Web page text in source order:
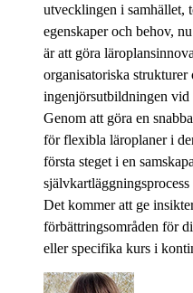
utvecklingen i samhället,
egenskaper och behov,
är att göra
organisatoriska strukturer
ingenjörsutbildningen
Genom att göra en
för flexibla läroplaner i
första steget i en
Det kommer att ge
förbättringsområden för
eller specifika kurs i